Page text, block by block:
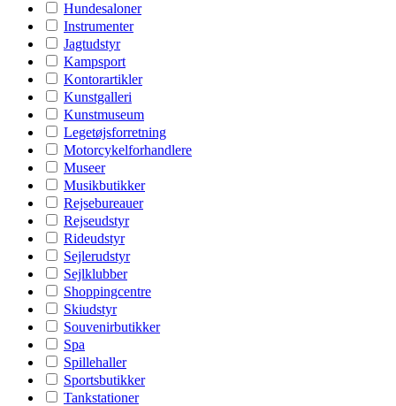
Hundesaloner
Instrumenter
Jagtudstyr
Kampsport
Kontorartikler
Kunstgalleri
Kunstmuseum
Legetøjsforretning
Motorcykelforhandlere
Museer
Musikbutikker
Rejsebureauer
Rejseudstyr
Rideudstyr
Sejlerudstyr
Sejlklubber
Shoppingcentre
Skiudstyr
Souvenirbutikker
Spa
Spillehaller
Sportsbutikker
Tankstationer